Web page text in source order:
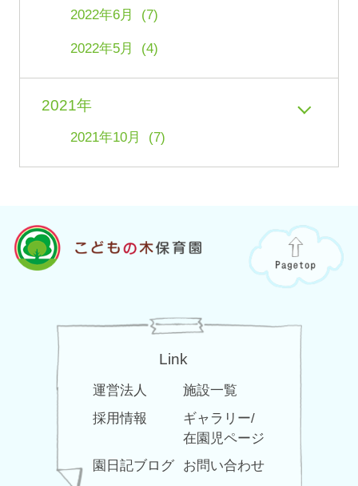
2022年6月 (7)
2022年5月 (4)
2021年
2021年10月 (7)
Link
運営法人
施設一覧
採用情報
ギャラリー/
在園児ページ
園日記ブログ
お問い合わせ